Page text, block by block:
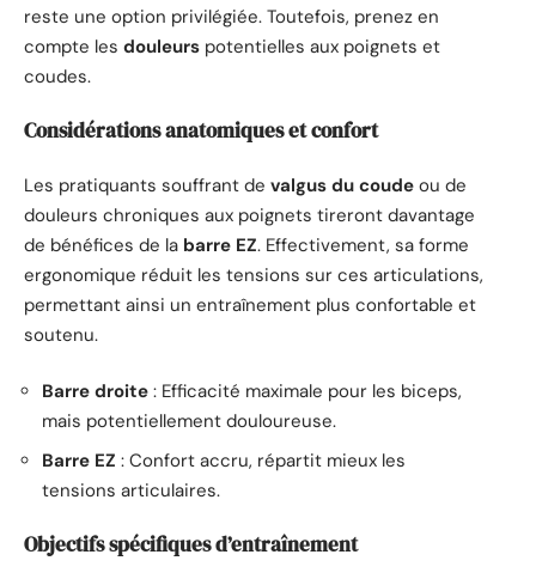
reste une option privilégiée. Toutefois, prenez en
compte les douleurs potentielles aux poignets et
coudes.
Considérations anatomiques et confort
Les pratiquants souffrant de valgus du coude ou de
douleurs chroniques aux poignets tireront davantage
de bénéfices de la barre EZ. Effectivement, sa forme
ergonomique réduit les tensions sur ces articulations,
permettant ainsi un entraînement plus confortable et
soutenu.
Barre droite : Efficacité maximale pour les biceps,
mais potentiellement douloureuse.
Barre EZ : Confort accru, répartit mieux les
tensions articulaires.
Objectifs spécifiques d’entraînement